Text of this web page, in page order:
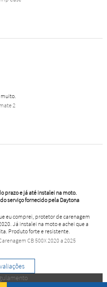
muito.
2
prazo e já até instalei na moto.
serviço fornecido pela Daytona
eu comprei, protetor de carenagem
Já instalei na moto e achei que a
Produto forte e resistente.
CB 500X 2020 a 2025